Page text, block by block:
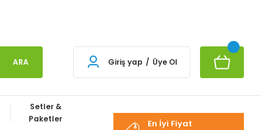
ARA Giriş yap / Üye Ol
Setler &
Paketler
En İyi Fiyat